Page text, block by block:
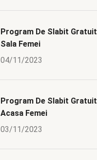
Program De Slabit Gratuit
Sala Femei
04/11/2023
Program De Slabit Gratuit
Acasa Femei
03/11/2023